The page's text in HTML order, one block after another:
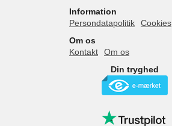
Information
Persondatapolitik
Cookies
Om os
Kontakt
Om os
Din tryghed